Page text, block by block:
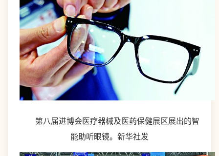
第八届进博会医疗器械及医药保健展区展出的智
能助听眼镜。新华社发